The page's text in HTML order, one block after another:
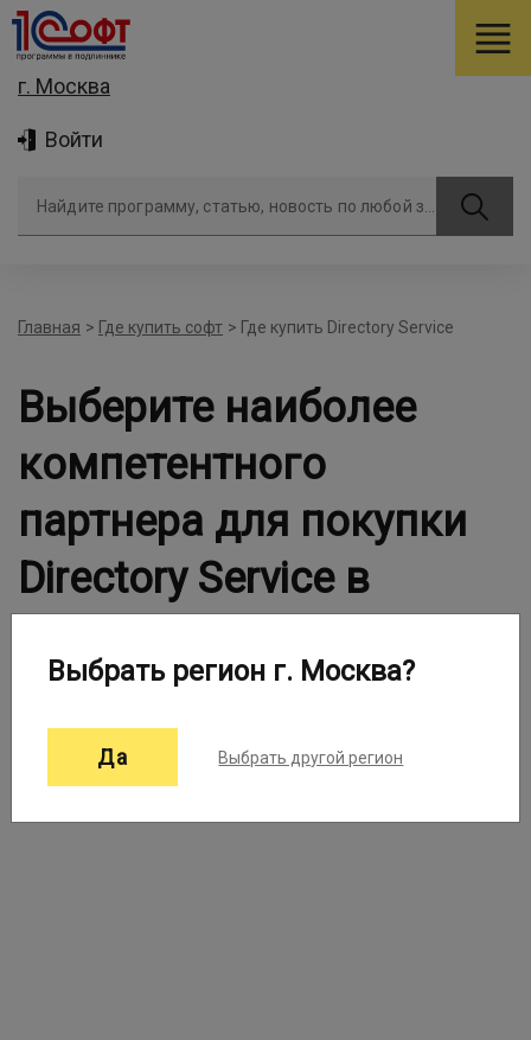
г. Москва
Войти
Главная > Где купить софт > Где купить Directory Service
Выберите наиболее
компетентного
партнера для покупки
Directory Service в
Выбрать регион г. Москва?
Да Выбрать другой регион